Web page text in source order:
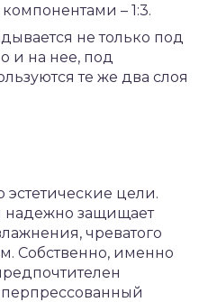
– 1:3.
не только под
и на нее, под
те же два слоя
эстетические цели.
защищает
чреватого
Собственно, именно